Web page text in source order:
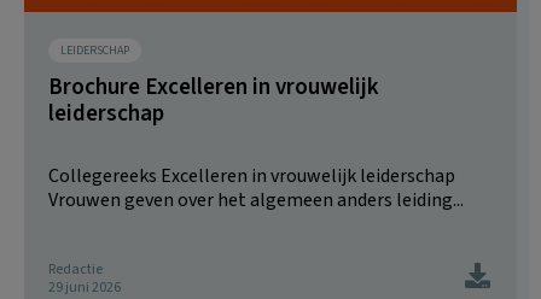
LEIDERSCHAP
Brochure Excelleren in vrouwelijk
leiderschap
Collegereeks Excelleren in vrouwelijk leiderschap
Vrouwen geven over het algemeen anders leiding...
Redactie
29 juni 2026